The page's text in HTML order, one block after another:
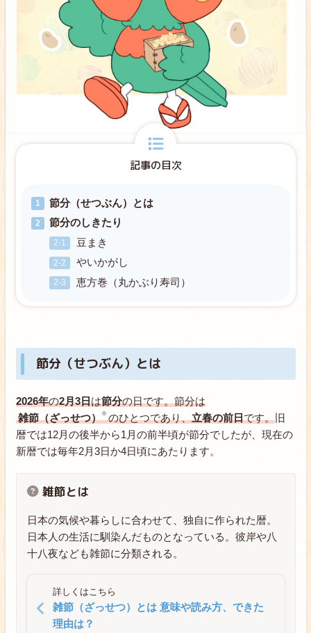
記事の目次
節分（せつぶん）とは
節分のしきたり
豆まき
やいかがし
恵方巻（丸かぶり寿司）
節分（せつぶん）とは
2026年の2月3日は節分の日です。節分は
雑節（ざっせつ）
のひとつであり、立春の前日です。 旧
暦では12月の後半から1月の前半頃が節分でしたが、現在の
新暦では毎年2月3日か4日頃にあたります。
雑節とは
日本の気候や暮らしに合わせて、独自に作られた暦。
日本人の生活に馴染んだものとなっている。彼岸や八
十八夜なども雑節に分類される。
詳しくはこちら
雑節（ざっせつ）とは 意味や読み方、できた
理由は？